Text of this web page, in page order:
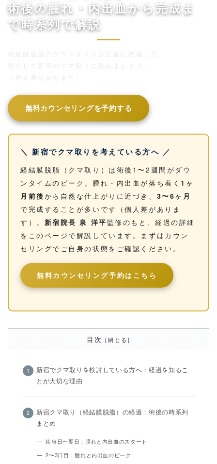
術後の腫れ・内出血から完成ま
で時系列で解説
無料カウンセリングを予約する
＼ 新宿でクマ取りを考えている方へ ／
経結膜脱脂（クマ取り）は術後1〜2週間がダウ
ンタイムのピーク。腫れ・内出血が落ち着く 1ヶ
月前後から自然な仕上がりに近づき、 3〜6ヶ月
で完成することが多いです（個人差がありま
す）。 新宿院長 泉 洋平 監修のもと、経過の詳細
をこのページで解説しています。まずはカウン
セリングでご自身の状態をご確認ください。
無料カウンセリング予約はこちら
目次
新宿でクマ取りを検討している方へ：経過を知るこ
とが大切な理由
新宿クマ取り（経結膜脱脂）の経過：術後の時系列
まとめ
術当日〜翌日：腫れと内出血のスタート
2〜3日目：腫れと内出血のピーク